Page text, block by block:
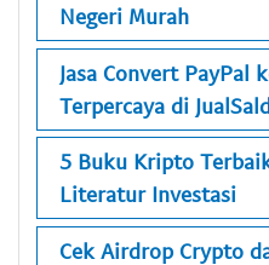
Negeri Murah
Jasa Convert PayPal
Terpercaya di
5 Buku Kripto
Literatur Investasi
Cek Airdrop Crypto